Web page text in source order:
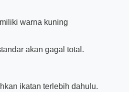
warna kuning
akan gagal total.
ikatan terlebih dahulu.